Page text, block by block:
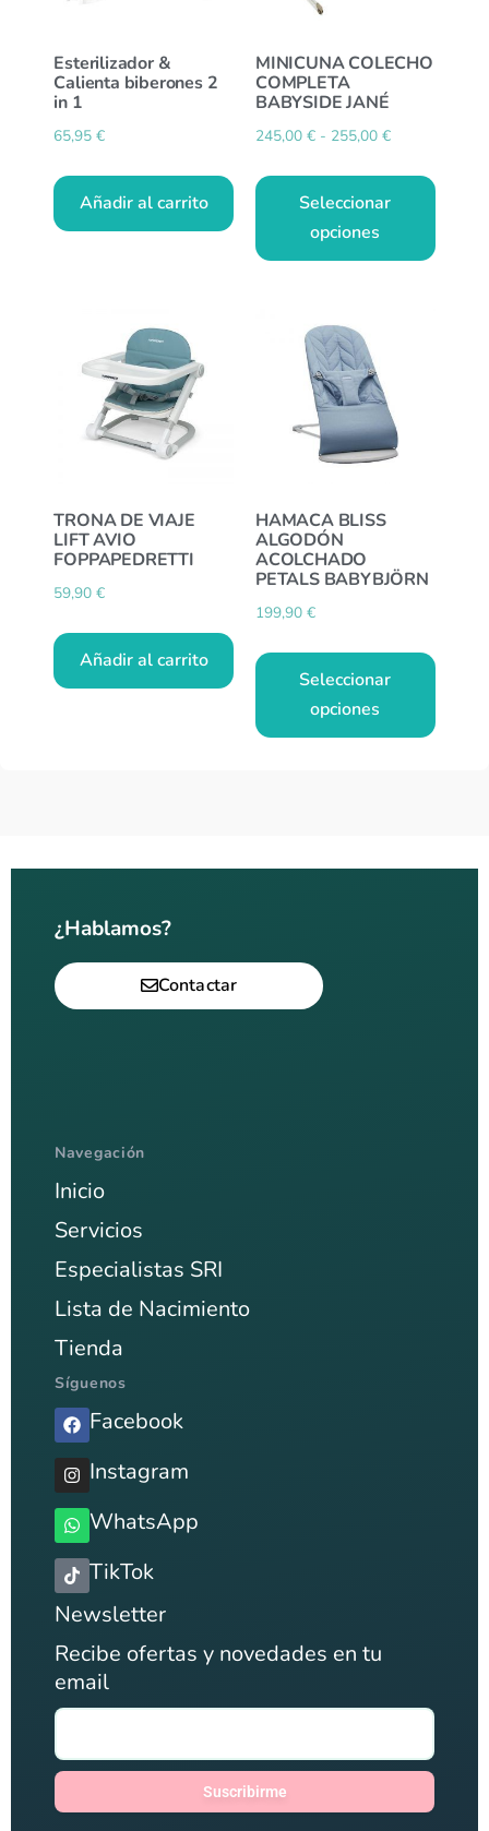
Esterilizador &
Calienta biberones 2
in 1
65,95€
Añadir al carrito
MINICUNA COLECHO
COMPLETA
BABYSIDE JANÉ
245,00 € - 255,00 €
Seleccionar
opciones
TRONA DE VIAJE
LIFT AVIO
FOPPAPEDRETTI
59,90€
Añadir al carrito
HAMACA BLISS
ALGODÓN
ACOLCHADO
PETALS BABYBJÖRN
199,90 €
Seleccionar
opciones
¿Hablamos?
Contactar
Navegación
Inicio
Servicios
Especialistas SRI
Lista de Nacimiento
Tienda
Síguenos
Facebook
Instagram
WhatsApp
TikTok
Newsletter
Recibe ofertas y novedades en tu
email
Suscribirme